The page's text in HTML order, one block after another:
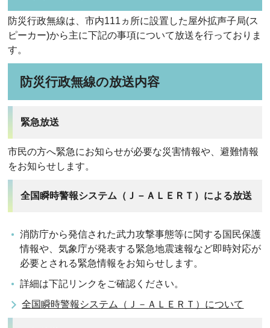
防災行政無線は、市内111ヵ所に設置した屋外拡声子局(ス
ピーカー)から主に下記の事項について放送を行っておりま
す。
防災行政無線の放送内容
緊急放送
市民の方へ緊急にお知らせが必要な災害情報や、避難情報
をお知らせします。
全国瞬時警報システム（Ｊ－ＡＬＥＲＴ）による放送
消防庁から発信された武力攻撃事態等に関する国民保護
情報や、気象庁が発表する緊急地震速報など即時対応が
必要とされる緊急情報をお知らせします。
詳細は下記リンクをご確認ください。
全国瞬時警報システム（Ｊ－ＡＬＥＲＴ）について